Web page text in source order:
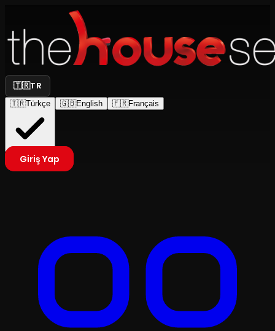
🇹🇷TR
🇹🇷Türkçe 🇬🇧English 🇫🇷Français
Giriş Yap